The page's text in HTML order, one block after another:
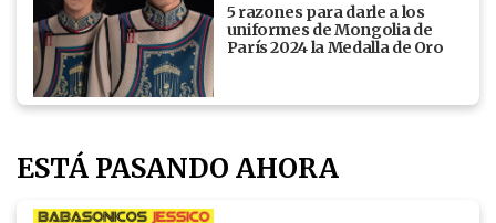
5 razones para darle a los
uniformes de Mongolia de
París 2024 la Medalla de Oro
ESTÁ PASANDO AHORA